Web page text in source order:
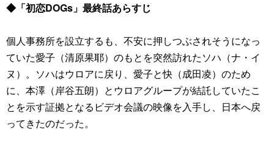
◆「初恋DOGs」最終話あらすじ
個人事務所を設立するも、不安に押しつぶされそうになっ
ていた愛子（清原果耶）のもとを突然訪れたソハ（ナ・イ
ヌ）。ソハはウロアに戻り、愛子と快（成田凌）のため
に、本澤（岸谷五朗）とウロアグループが結託していたこ
とを示す証拠となるビデオ会議の映像を入手し、日本へ戻
ってきたのだった。